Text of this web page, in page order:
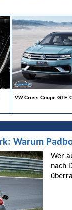
VW Cross Coupe GTE
Warum
Wer
nach